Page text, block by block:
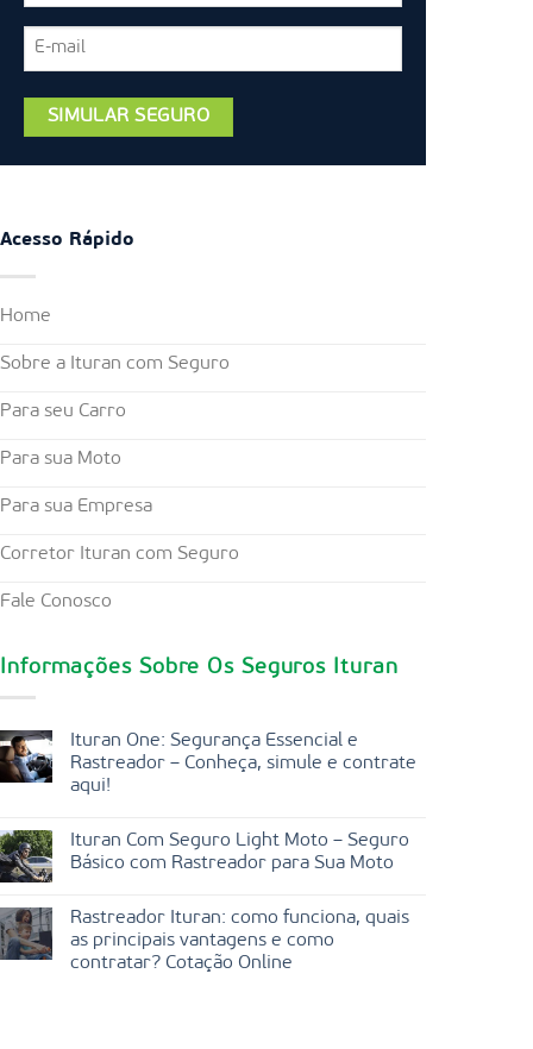
Acesso Rápido
Home
Sobre a Ituran com Seguro
Para seu Carro
Para sua Moto
Para sua Empresa
Corretor Ituran com Seguro
Fale Conosco
Informações Sobre Os Seguros Ituran
Ituran One: Segurança Essencial e
Rastreador – Conheça, simule e contrate
aqui!
Ituran Com Seguro Light Moto – Seguro
Básico com Rastreador para Sua Moto
Rastreador Ituran: como funciona, quais
as principais vantagens e como
contratar? Cotação Online